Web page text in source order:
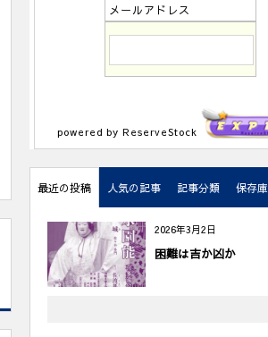
メールアドレス
powered by ReserveStock
最近の投稿 人気の記事 記事分類 保存庫
2026年3月2日
困難は吉か凶か